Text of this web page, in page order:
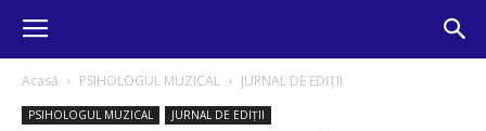
Acasă PSIHOLOGUL MUZICAL JURNAL DE EDIȚII
PSIHOLOGUL MUZICAL JURNAL DE EDIȚII